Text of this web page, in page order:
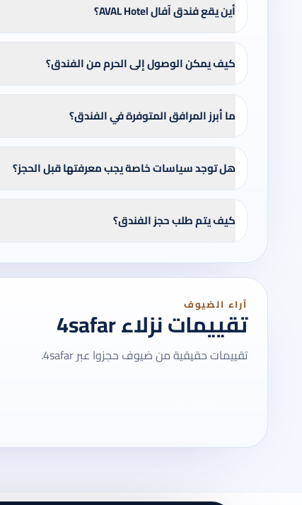
أين يقع فندق آفال AVAL Hotel؟
كيف يمكن الوصول إلى الحرم من الفندق؟
ما أبرز المرافق المتوفرة في الفندق؟
هل توجد سياسات خاصة يجب معرفتها قبل الحجز؟
كيف يتم طلب حجز الفندق؟
آراء الضيوف
تقييمات نزلاء 4safar
تقييمات حقيقية من ضيوف حجزوا عبر 4safar.